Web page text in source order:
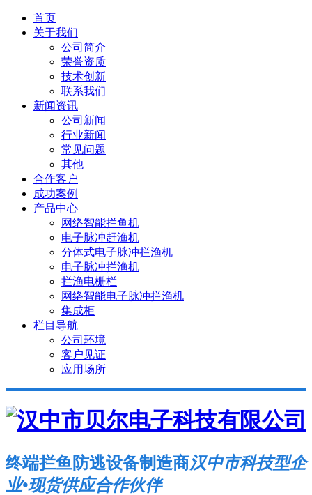
首页
关于我们
公司简介
荣誉资质
技术创新
联系我们
新闻资讯
公司新闻
行业新闻
常见问题
其他
合作客户
成功案例
产品中心
网络智能拦鱼机
电子脉冲赶渔机
分体式电子脉冲拦渔机
电子脉冲拦渔机
拦渔电栅栏
网络智能电子脉冲拦渔机
集成柜
栏目导航
公司环境
客户见证
应用场所
终端拦鱼防逃设备制造商汉中市科技型企
业•现货供应合作伙伴